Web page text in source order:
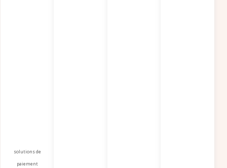
solutions de
paiement